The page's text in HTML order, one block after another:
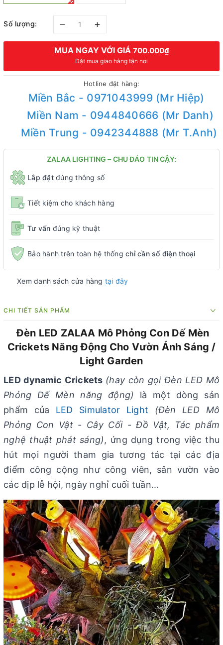
Số lượng: – +
MUA NGAY VỚI GIÁ 700.000₫
Đặt mua giao hàng tận nơi
Hotline đặt hàng:
Miền Bắc - 0971043999 (Mr Hiệp)
Miền Nam - 0944840666 (Mr Danh)
Miền Trung - 0942344888 (Mr T.Anh)
ZALAA LIGHTING – CHU ĐÁO TIN CẬY:
Lắp đặtđúng thông số
Tiết kiệm cho khách hàng
Tư vấn đúng kỹ thuật
Bảo hành trên toàn hệ thống chỉ cần số điện thoại
Xem danh sách cửa hàng tại đây
CHI TIẾT SẢN PHẨM
Đèn LED ZALAA Mô Phỏng Con Dế Mèn
Crickets Năng Động Cho Vườn Ánh Sáng /
Light Garden
LED dynamic Crickets (hay còn gọi Đèn LED Mô
Phỏng Dế Mèn năng động)
là một dòng sản
phẩm của LED Simulator Light
(Đèn LED Mô
Phỏng Con Vật - Cây Cối - Đồ Vật, Tác phẩm
nghệ thuật phát sáng), ứng dụng trong việc thu
hút mọi người tham gia tương tác tại các địa
điểm công cộng như công viên, sân vườn vào
các dịp lễ hội, ngày nghỉ cuối tuần...